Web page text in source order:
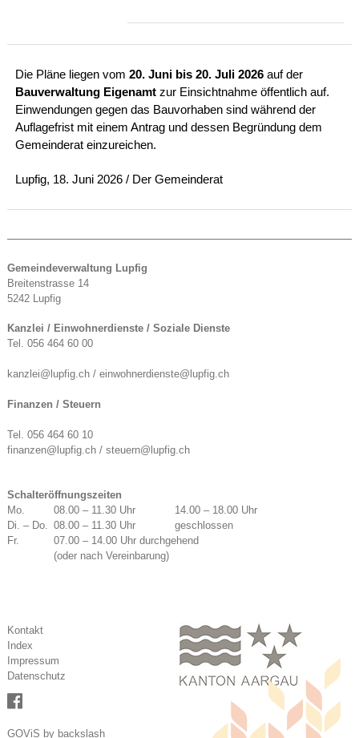
Die Pläne liegen vom 20. Juni bis 20. Juli 2026 auf der
Bauverwaltung Eigenamt zur Einsichtnahme öffentlich auf.
Einwendungen gegen das Bauvorhaben sind während der
Auflagefrist mit einem Antrag und dessen Begründung dem
Gemeinderat einzureichen.
Lupfig, 18. Juni 2026 / Der Gemeinderat
Gemeindeverwaltung Lupfig
Breitenstrasse 14
5242 Lupfig
Kanzlei / Einwohnerdienste / Soziale Dienste
Tel. 056 464 60 00
kanzlei@lupfig.ch / einwohnerdienste@lupfig.ch
Finanzen / Steuern
Tel. 056 464 60 10
finanzen@lupfig.ch / steuern@lupfig.ch
Schalteröffnungszeiten
Mo.
08.00 – 11.30 Uhr
14.00 – 18.00 Uhr
Di. – Do. 08.00 – 11.30 Uhr
geschlossen
Fr.
07.00 – 14.00 Uhr durchgehend
(oder nach Vereinbarung)
Kontakt
Index
Impressum
Datenschutz
GOViS by backslash